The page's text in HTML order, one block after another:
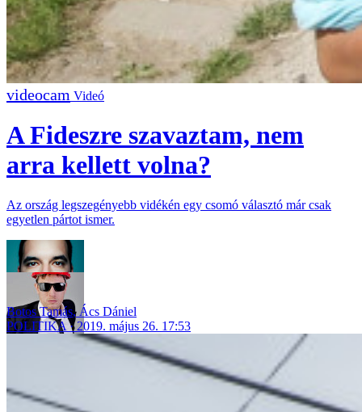
Videó
A Fideszre szavaztam, nem
arra kellett volna?
Az ország legszegényebb vidékén egy csomó választó már csak
egyetlen pártot ismer.
Botos Tamás, Ács Dániel
POLITIKA
2019. május 26. 17:53